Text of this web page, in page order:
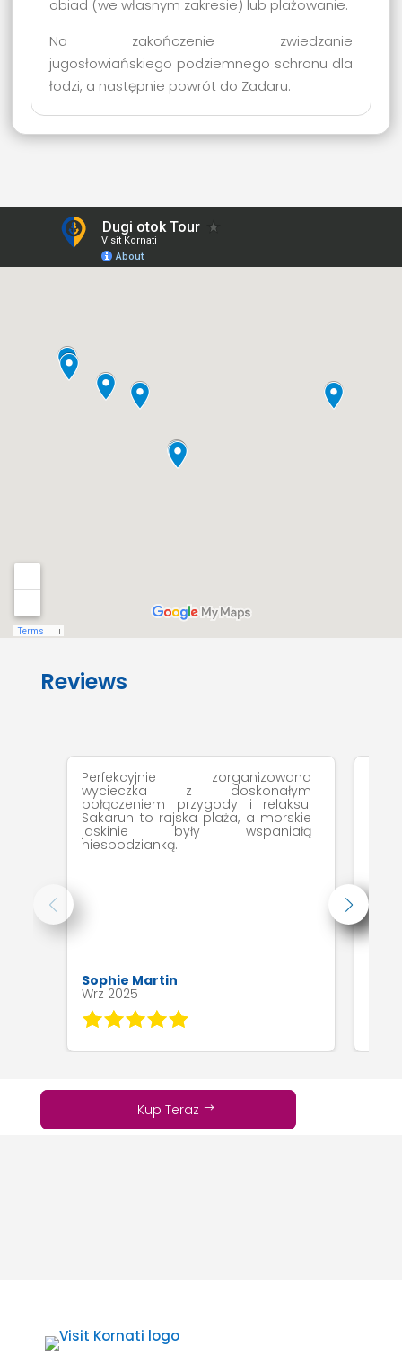
obiad (we własnym zakresie) lub plażowanie.
Na zakończenie zwiedzanie
jugosłowiańskiego podziemnego schronu dla
łodzi, a następnie powrót do Zadaru.
Reviews
Perfekcyjnie zorganizowana
wycieczka z doskonałym
połączeniem przygody i relaksu.
Sakarun to rajska plaża, a morskie
jaskinie były wspaniałą
niespodzianką.
Sophie Martin
Wrz 2025
Kup Teraz